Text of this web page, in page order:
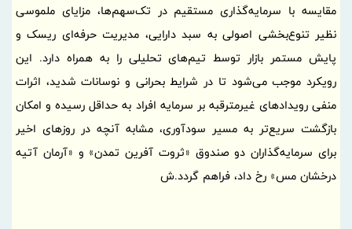
مقایسه با سرمایه‌گذاری مستقیم در تک‌سهم‌ها، مزایای ملموسی
نظیر تنوع‌بخشی اصولی به سبد دارایی، مدیریت حرفه‌ای ریسک و
پایش مستمر بازار توسط تیم‌های تحلیلی را به همراه دارد. این
رویکرد موجب می‌شود تا در شرایط بحرانی و نوسانات شدید، اثرات
منفی رویدادهای غیرمترقبه بر سرمایه افراد به حداقل رسیده و امکان
بازگشت سریع‌تر به مسیر سودآوری، مشابه آنچه در روزهای اخیر
برای سرمایه‌گذاران دو صندوق «ثروت آفرین تمدن» و «آرمان آتیه
درخشان مس» رخ داد، فراهم گردد.ش